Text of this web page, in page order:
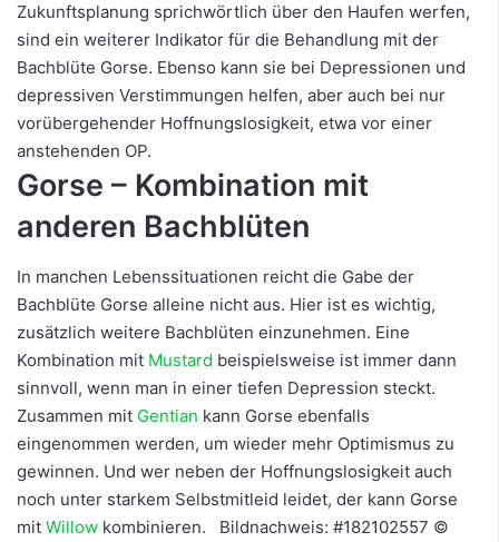
Zukunftsplanung sprichwörtlich über den Haufen werfen,
sind ein weiterer Indikator für die Behandlung mit der
Bachblüte Gorse. Ebenso kann sie bei Depressionen und
depressiven Verstimmungen helfen, aber auch bei nur
vorübergehender Hoffnungslosigkeit, etwa vor einer
anstehenden OP.
Gorse – Kombination mit
anderen Bachblüten
In manchen Lebenssituationen reicht die Gabe der
Bachblüte Gorse alleine nicht aus. Hier ist es wichtig,
zusätzlich weitere Bachblüten einzunehmen. Eine
Kombination mit Mustard beispielsweise ist immer dann
sinnvoll, wenn man in einer tiefen Depression steckt.
Zusammen mit Gentian kann Gorse ebenfalls
eingenommen werden, um wieder mehr Optimismus zu
gewinnen. Und wer neben der Hoffnungslosigkeit auch
noch unter starkem Selbstmitleid leidet, der kann Gorse
mit Willow kombinieren. Bildnachweis: #182102557 ©